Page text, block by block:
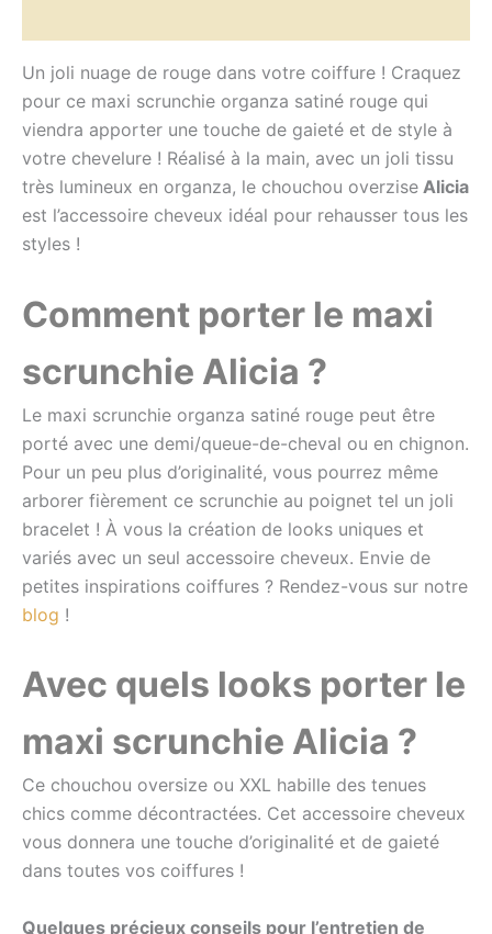
Un joli nuage de rouge dans votre coiffure ! Craquez
pour ce maxi scrunchie organza satiné rouge qui
viendra apporter une touche de gaieté et de style à
votre chevelure ! Réalisé à la main, avec un joli tissu
très lumineux en organza, le chouchou overzise Alicia
est l’accessoire cheveux idéal pour rehausser tous les
styles !
Comment porter le maxi
scrunchie Alicia ?
Le maxi scrunchie organza satiné rouge peut être
porté avec une demi/queue-de-cheval ou en chignon.
Pour un peu plus d’originalité, vous pourrez même
arborer fièrement ce scrunchie au poignet tel un joli
bracelet ! À vous la création de looks uniques et
variés avec un seul accessoire cheveux. Envie de
petites inspirations coiffures ? Rendez-vous sur notre
blog !
Avec quels looks porter le
maxi scrunchie Alicia ?
Ce chouchou oversize ou XXL habille des tenues
chics comme décontractées. Cet accessoire cheveux
vous donnera une touche d’originalité et de gaieté
dans toutes vos coiffures !
Quelques précieux conseils pour l’entretien de